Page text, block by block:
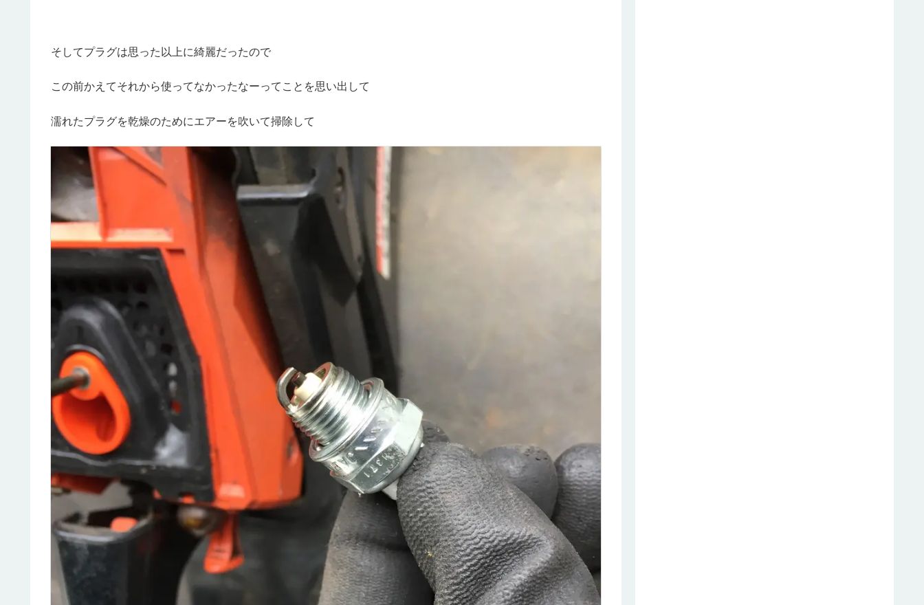
そしてプラグは思った以上に綺麗だったので
この前かえてそれから使ってなかったなーってことを思い出して
濡れたプラグを乾燥のためにエアーを吹いて掃除して